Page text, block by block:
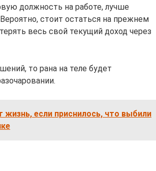
должность на работе, лучше
стоит остаться на прежнем
весь свой текущий доход через
то рана на теле будет
жизнь, если приснилось, что выбили